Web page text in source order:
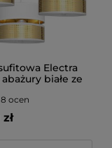
Electra
abażury białe ze
8 ocen